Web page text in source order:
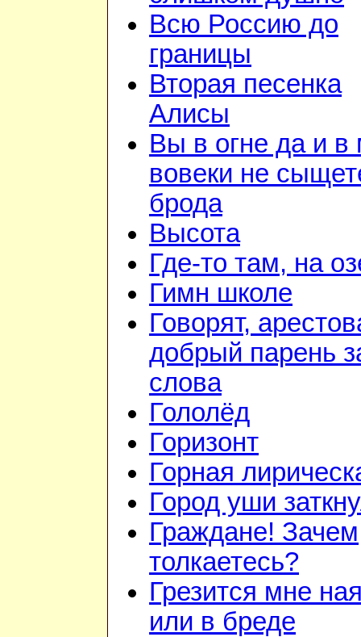
Всю Россию до
границы
Вторая песенка
Алисы
Вы в огне да и в
вовеки не
брода
Высота
Где-то там, на
Гимн школе
Говорят,
добрый парень
слова
Гололёд
Горизонт
Горная
Город уши
Граждане! Зачем
толкаетесь?
Грезится мне
или в бреде